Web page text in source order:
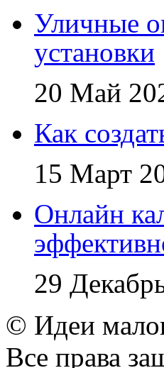
Уличные
установки
20 Май
Как
15 Март
Онлайн
29
© Идеи
Все права